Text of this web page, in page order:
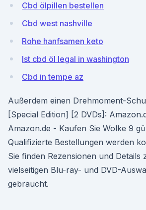
Cbd ölpillen bestellen
Cbd west nashville
Rohe hanfsamen keto
Ist cbd öl legal in washington
Cbd in tempe az
Außerdem einen Drehmoment-
[Special Edition] [2 DVDs]:
Amazon.de - Kaufen Sie Wolke 9
Qualifizierte Bestellungen werden
Sie finden Rezensionen und Details
vielseitigen Blu-ray- und DVD-
gebraucht.